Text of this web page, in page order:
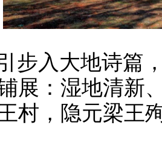
步入大地诗篇
展：湿地清新
村，隐元梁王